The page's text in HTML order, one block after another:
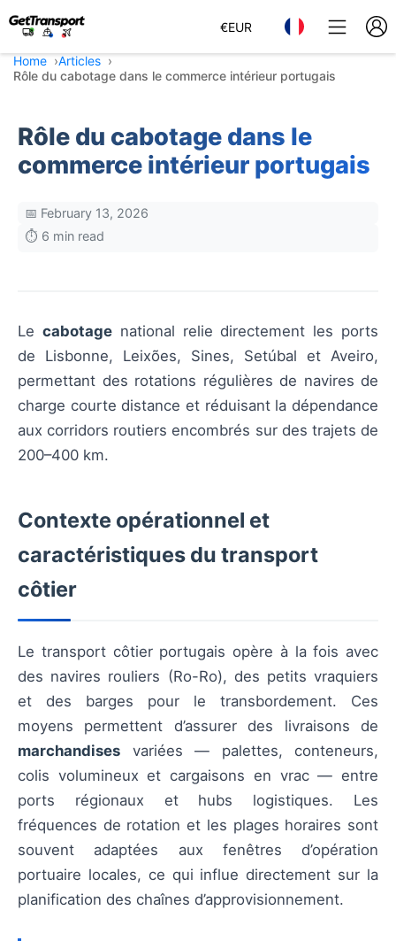
€EUR
Home
Articles
Rôle du cabotage dans le commerce intérieur portugais
Rôle du cabotage dans le
commerce intérieur portugais
📅 February 13, 2026
⏱️ 6 min read
Le cabotagenational relie directement les ports
de Lisbonne, Leixões, Sines, Setúbal et Aveiro,
permettant des rotations régulières de navires de
charge courte distance et réduisant la dépendance
aux corridors routiers encombrés sur des trajets de
200–400 km.
Contexte opérationnel et
caractéristiques du transport
côtier
Le transport côtier portugais opère à la fois avec
des navires rouliers (Ro-Ro), des petits vraquiers
et des barges pour le transbordement. Ces
moyens permettent d’assurer des livraisons de
marchandises variées — palettes, conteneurs,
colis volumineux et cargaisons en vrac — entre
ports régionaux et hubs logistiques. Les
fréquences de rotation et les plages horaires sont
souvent adaptées aux fenêtres d’opération
portuaire locales, ce qui influe directement sur la
planification des chaînes d’approvisionnement.